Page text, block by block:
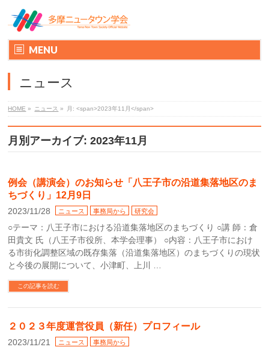
MENU
ニュース
HOME » ニュース » 月: <span>2023年11月</span>
月別アーカイブ: 2023年11月
例会（講演会）のお知らせ「八王子市の沿道集落地区のま
ちづくり」12月9日
2023/11/28 ニュース 事務局から 研究会
○テーマ：八王子市における沿道集落地区のまちづくり ○講 師：倉
田貴文 氏（八王子市役所、本学会理事） ○内容：八王子市におけ
る市街化調整区域の既存集落（沿道集落地区）のまちづくりの現状
と今後の展開について、小津町、上川 …
この記事を読む
２０２３年度運営役員（新任）プロフィール
2023/11/21 ニュース 事務局から